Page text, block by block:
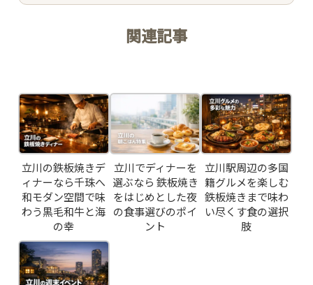
RESERVATION
関連記事
立川の鉄板焼きデ
ィナーなら千珠へ
和モダン空間で味
わう黒毛和牛と海
の幸
立川でディナーを
選ぶなら 鉄板焼き
をはじめとした夜
の食事選びのポイ
ント
立川駅周辺の多国
籍グルメを楽しむ
鉄板焼きまで味わ
い尽くす食の選択
肢